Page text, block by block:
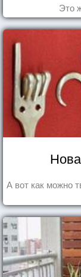
Это
А вот как можно